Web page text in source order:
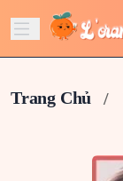
Trang Chủ